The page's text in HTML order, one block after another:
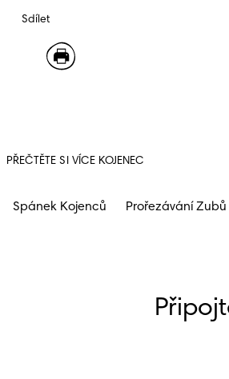
Sdílet
PŘEČTĚTE SI VÍCE KOJENEC
Spánek Kojenců Prořezávání Zubů